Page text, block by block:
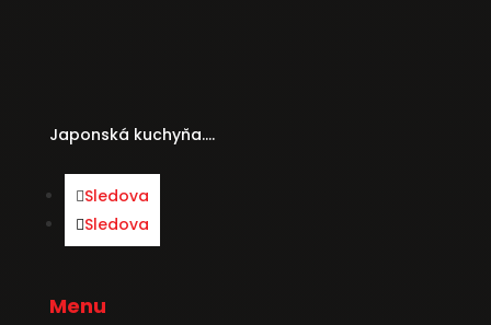
Japonská kuchyňa….
Sledova
Sledova
Menu